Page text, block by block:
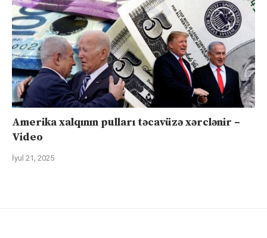
Amerika xalqının pulları təcavüzə xərclənir –
Video
İyul 21, 2025